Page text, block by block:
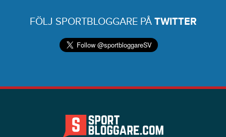
FÖLJ SPORTBLOGGARE PÅ TWITTER